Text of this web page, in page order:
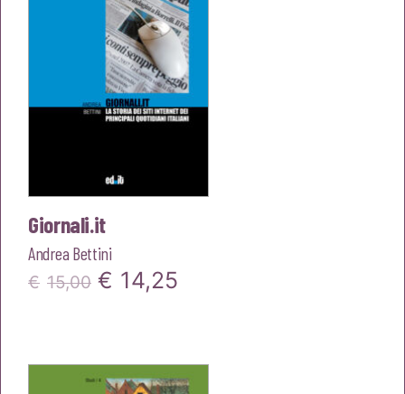
Giornali.it
Andrea Bettini
€ 15,00 Il
era:
€ 14,25
è: